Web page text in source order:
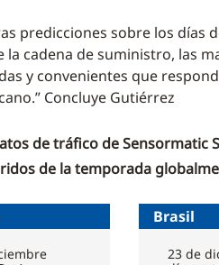
predicciones sobre los días
la cadena de suministro, las
y convenientes que
Concluye Gutiérrez
de tráfico de Sensormatic
de la temporada
Brasil
23 de